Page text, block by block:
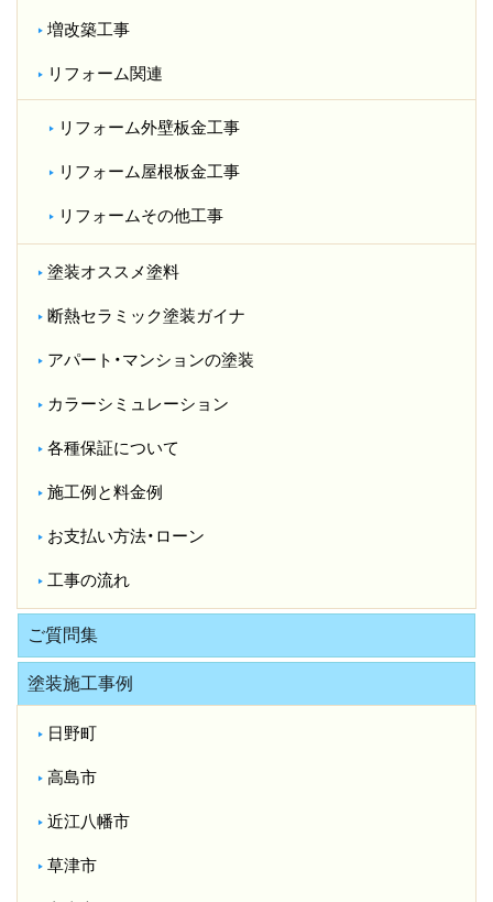
増改築工事
リフォーム関連
リフォーム外壁板金工事
リフォーム屋根板金工事
リフォームその他工事
塗装オススメ塗料
断熱セラミック塗装ガイナ
アパート・マンションの塗装
カラーシミュレーション
各種保証について
施工例と料金例
お支払い方法・ローン
工事の流れ
ご質問集
塗装施工事例
日野町
高島市
近江八幡市
草津市